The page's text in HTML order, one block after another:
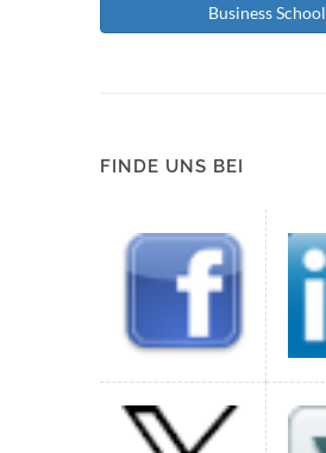
Business School
FINDE UNS BEI